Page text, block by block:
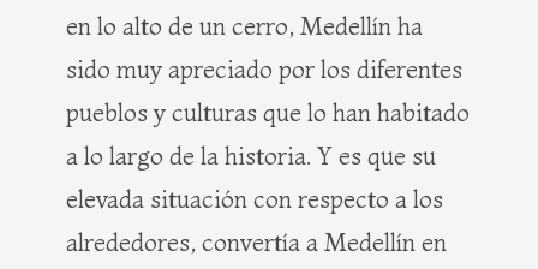
en lo alto de un cerro, Medellín ha
sido muy apreciado por los diferentes
pueblos y culturas que lo han habitado
a lo largo de la historia. Y es que su
elevada situación con respecto a los
alrededores, convertía a Medellín en